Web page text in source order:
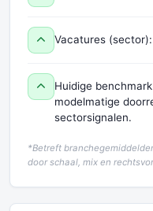
Vacatures (sector):
Huidige
modelmatige
sectorsignalen.
*Betreft
door schaal, mix en